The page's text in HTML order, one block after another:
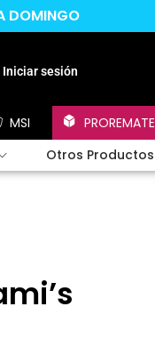
DOMINGO
Iniciar sesión
MSI PROREMATE
Otros Productos